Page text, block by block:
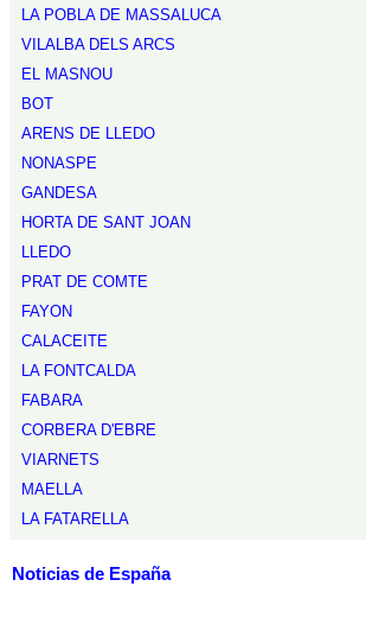
LA POBLA DE MASSALUCA
VILALBA DELS ARCS
EL MASNOU
BOT
ARENS DE LLEDO
NONASPE
GANDESA
HORTA DE SANT JOAN
LLEDO
PRAT DE COMTE
FAYON
CALACEITE
LA FONTCALDA
FABARA
CORBERA D'EBRE
VIARNETS
MAELLA
LA FATARELLA
Noticias de España